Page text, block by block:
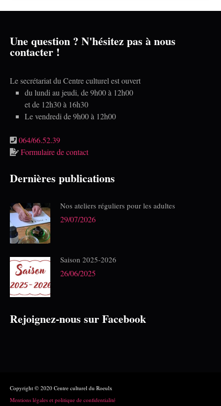
Une question ? N'hésitez pas à nous
contacter !
Le secrétariat du Centre culturel est ouvert
du lundi au jeudi, de 9h00 à 12h00
et de 12h30 à 16h30
Le vendredi de 9h00 à 12h00
064/66.52.39
Formulaire de contact
Dernières publications
Nos ateliers réguliers pour les adultes
29/07/2026
Saison 2025-2026
26/06/2025
Rejoignez-nous sur Facebook
Copyright © 2020 Centre culturel du Roeulx
Mentions légales et politique de confidentialité